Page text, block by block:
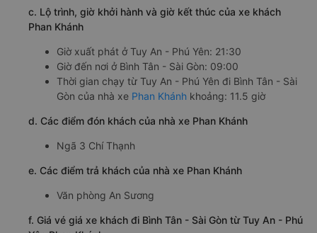
c. Lộ trình, giờ khởi hành và giờ kết thúc của xe khách
Phan Khánh
Giờ xuất phát ở Tuy An - Phú Yên: 21:30
Giờ đến nơi ở Bình Tân - Sài Gòn: 09:00
Thời gian chạy từ Tuy An - Phú Yên đi Bình Tân - Sài
Gòn của nhà xe Phan Khánh khoảng: 11.5 giờ
d. Các điểm đón khách của nhà xe Phan Khánh
Ngã 3 Chí Thạnh
e. Các điểm trả khách của nhà xe Phan Khánh
Văn phòng An Sương
f. Giá vé giá xe khách đi Bình Tân - Sài Gòn từ Tuy An - Phú